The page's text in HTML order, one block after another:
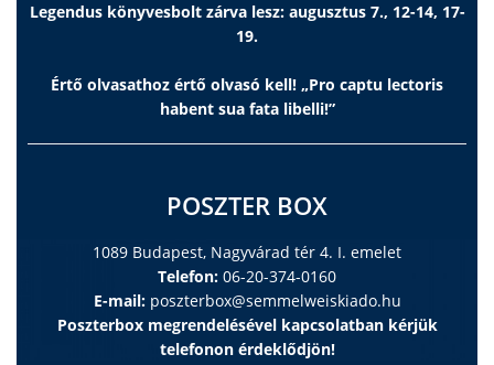
Legendus könyvesbolt zárva lesz: augusztus 7., 12-14, 17-
19.
Értő olvasathoz értő olvasó kell! „Pro captu lectoris
habent sua fata libelli!”
POSZTER BOX
1089 Budapest, Nagyvárad tér 4. I. emelet
Telefon: 06-20-374-0160
E-mail: poszterbox@semmelweiskiado.hu
Poszterbox megrendelésével kapcsolatban kérjük
telefonon érdeklődjön!